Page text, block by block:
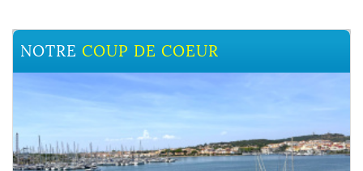
NOTRE COUP DE COEUR
NOTRE COUP DE COEUR